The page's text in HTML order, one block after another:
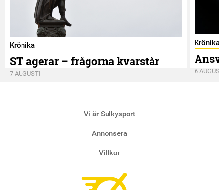
Krönika
ST agerar – frågorna kvarstår
7 AUGUSTI
Krönika
6
Vi är Sulkysport
Annonsera
Villkor